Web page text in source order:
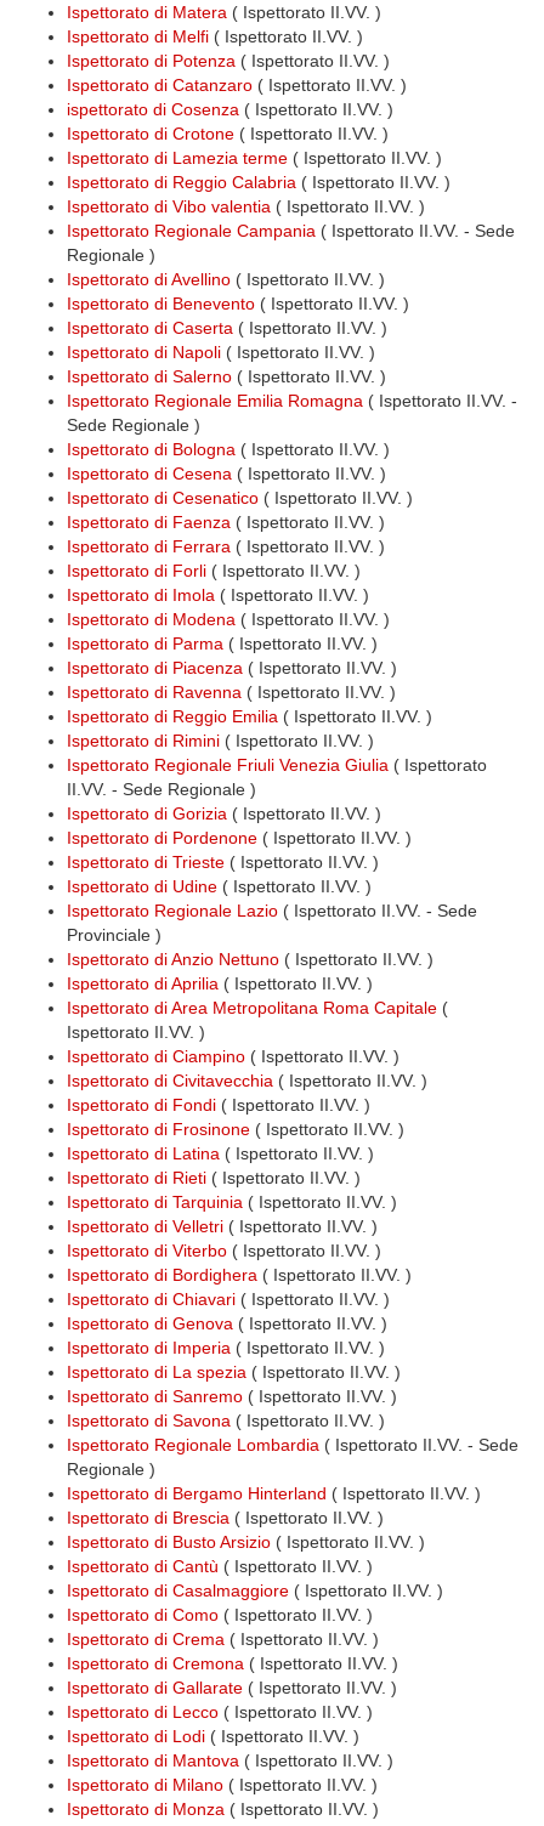
Ispettorato di Matera ( Ispettorato II.VV. )
Ispettorato di Melfi ( Ispettorato II.VV. )
Ispettorato di Potenza ( Ispettorato II.VV. )
Ispettorato di Catanzaro ( Ispettorato II.VV. )
ispettorato di Cosenza ( Ispettorato II.VV. )
Ispettorato di Crotone ( Ispettorato II.VV. )
Ispettorato di Lamezia terme ( Ispettorato II.VV. )
Ispettorato di Reggio Calabria ( Ispettorato II.VV. )
Ispettorato di Vibo valentia ( Ispettorato II.VV. )
Ispettorato Regionale Campania ( Ispettorato II.VV. - Sede
Regionale )
Ispettorato di Avellino ( Ispettorato II.VV. )
Ispettorato di Benevento ( Ispettorato II.VV. )
Ispettorato di Caserta ( Ispettorato II.VV. )
Ispettorato di Napoli ( Ispettorato II.VV. )
Ispettorato di Salerno ( Ispettorato II.VV. )
Ispettorato Regionale Emilia Romagna ( Ispettorato II.VV. -
Sede Regionale )
Ispettorato di Bologna ( Ispettorato II.VV. )
Ispettorato di Cesena ( Ispettorato II.VV. )
Ispettorato di Cesenatico ( Ispettorato II.VV. )
Ispettorato di Faenza ( Ispettorato II.VV. )
Ispettorato di Ferrara ( Ispettorato II.VV. )
Ispettorato di Forli ( Ispettorato II.VV. )
Ispettorato di Imola ( Ispettorato II.VV. )
Ispettorato di Modena ( Ispettorato II.VV. )
Ispettorato di Parma ( Ispettorato II.VV. )
Ispettorato di Piacenza ( Ispettorato II.VV. )
Ispettorato di Ravenna ( Ispettorato II.VV. )
Ispettorato di Reggio Emilia ( Ispettorato II.VV. )
Ispettorato di Rimini ( Ispettorato II.VV. )
Ispettorato Regionale Friuli Venezia Giulia ( Ispettorato
II.VV. - Sede Regionale )
Ispettorato di Gorizia ( Ispettorato II.VV. )
Ispettorato di Pordenone ( Ispettorato II.VV. )
Ispettorato di Trieste ( Ispettorato II.VV. )
Ispettorato di Udine ( Ispettorato II.VV. )
Ispettorato Regionale Lazio ( Ispettorato II.VV. - Sede
Provinciale )
Ispettorato di Anzio Nettuno ( Ispettorato II.VV. )
Ispettorato di Aprilia ( Ispettorato II.VV. )
Ispettorato di Area Metropolitana Roma Capitale (
Ispettorato II.VV. )
Ispettorato di Ciampino ( Ispettorato II.VV. )
Ispettorato di Civitavecchia ( Ispettorato II.VV. )
Ispettorato di Fondi ( Ispettorato II.VV. )
Ispettorato di Frosinone ( Ispettorato II.VV. )
Ispettorato di Latina ( Ispettorato II.VV. )
Ispettorato di Rieti ( Ispettorato II.VV. )
Ispettorato di Tarquinia ( Ispettorato II.VV. )
Ispettorato di Velletri ( Ispettorato II.VV. )
Ispettorato di Viterbo ( Ispettorato II.VV. )
Ispettorato di Bordighera ( Ispettorato II.VV. )
Ispettorato di Chiavari ( Ispettorato II.VV. )
Ispettorato di Genova ( Ispettorato II.VV. )
Ispettorato di Imperia ( Ispettorato II.VV. )
Ispettorato di La spezia ( Ispettorato II.VV. )
Ispettorato di Sanremo ( Ispettorato II.VV. )
Ispettorato di Savona ( Ispettorato II.VV. )
Ispettorato Regionale Lombardia ( Ispettorato II.VV. - Sede
Regionale )
Ispettorato di Bergamo Hinterland ( Ispettorato II.VV. )
Ispettorato di Brescia ( Ispettorato II.VV. )
Ispettorato di Busto Arsizio ( Ispettorato II.VV. )
Ispettorato di Cantù ( Ispettorato II.VV. )
Ispettorato di Casalmaggiore ( Ispettorato II.VV. )
Ispettorato di Como ( Ispettorato II.VV. )
Ispettorato di Crema ( Ispettorato II.VV. )
Ispettorato di Cremona ( Ispettorato II.VV. )
Ispettorato di Gallarate ( Ispettorato II.VV. )
Ispettorato di Lecco ( Ispettorato II.VV. )
Ispettorato di Lodi ( Ispettorato II.VV. )
Ispettorato di Mantova ( Ispettorato II.VV. )
Ispettorato di Milano ( Ispettorato II.VV. )
Ispettorato di Monza ( Ispettorato II.VV. )